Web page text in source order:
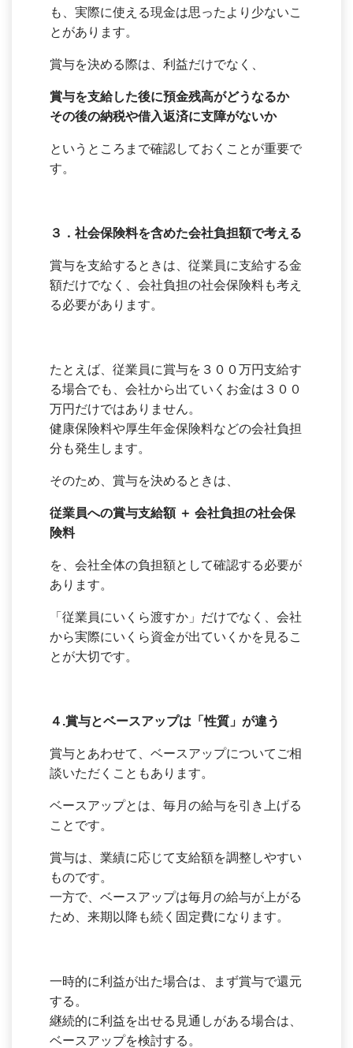
も、実際に使える現金は思ったより少ないこ
とがあります。
賞与を決める際は、利益だけでなく、
賞与を支給した後に預金残高がどうなるか
その後の納税や借入返済に支障がないか
というところまで確認しておくことが重要で
す。
３． 社会保険料を含めた会社負担額で考える
賞与を支給するときは、従業員に支給する金
額だけでなく、会社負担の社会保険料も考え
る必要があります。
たとえば、従業員に賞与を３００万円支給す
る場合でも、会社から出ていくお金は３００
万円だけではありません。
健康保険料や厚生年金保険料などの会社負担
分も発生します。
そのため、賞与を決めるときは、
従業員への賞与支給額 ＋ 会社負担の社会保
険料
を、会社全体の負担額として確認する必要が
あります。
「従業員にいくら渡すか」だけでなく、会社
から実際にいくら資金が出ていくかを見るこ
とが大切です。
４.賞与とベースアップは「性質」が違う
賞与とあわせて、ベースアップについてご相
談いただくこともあります。
ベースアップとは、毎月の給与を引き上げる
ことです。
賞与は、業績に応じて支給額を調整しやすい
ものです。
一方で、ベースアップは毎月の給与が上がる
ため、来期以降も続く固定費になります。
一時的に利益が出た場合は、まず賞与で還元
する。
継続的に利益を出せる見通しがある場合は、
ベースアップを検討する。